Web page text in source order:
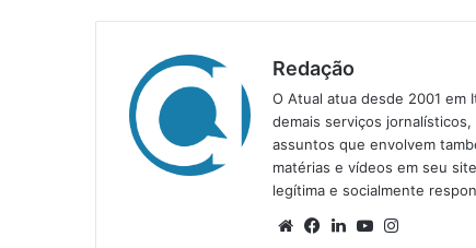
Redação
O Atual atua desde 2001 em
demais serviços
assuntos que envolvem
matérias e vídeos em seu
legítima e socialmente
We Fa Lin Yo